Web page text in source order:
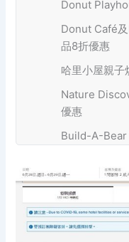
Donut
Donut Café
品8折優惠
哈里小屋親
Nature
優惠
Build-A-Bear